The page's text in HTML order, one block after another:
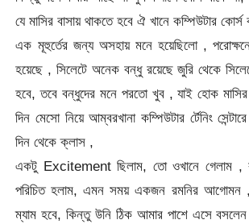
যে মাসির বাসায় থাকতে হবে ঐ খানে কম্পিউটার
এক মূহুর্তের জন্য অসহায় মনে হয়েছিলো ,
হয়েছে , সিলেটে অনেক বন্ধু রয়েছে জুরি থেকে
হবে, তবে বন্ধুদের মনে পরতো খুব , যাই হোক
দিন মেসো নিয়ে আম্বরখানা কম্পিউটার র্টেনিং
দিন থেকে ক্লাস ,
একটু Excitement ছিলাম, তো ওখানে গেলাম ,
পরিচিত হলাম, এমন সময় একজন রমনির আগোমন
ম্যাম হবে, কিন্তু উনি ঠিক আমার পাশে এসে